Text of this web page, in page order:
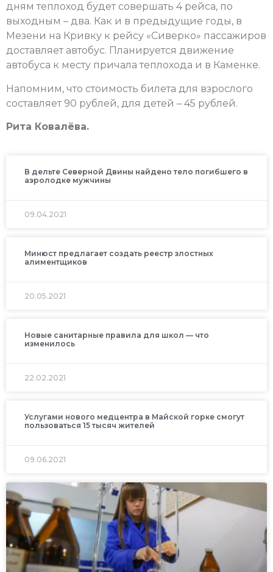
дням теплоход будет совершать 4 рейса, по
выходным – два. Как и в предыдущие годы, в
Мезени на Кривку к рейсу «Сиверко» пассажиров
доставляет автобус. Планируется движение
автобуса к месту причала теплохода и в Каменке.
Напомним, что стоимость билета для взрослого
составляет 90 рублей, для детей – 45 рублей.
Рита Ковалёва.
В дельте Северной Двины найдено тело погибшего в
аэролодке мужчины
09.04.2021
Минюст предлагает создать реестр злостных
алиментщиков
20.05.2021
Новые санитарные правила для школ — что
изменилось
22.02.2021
Услугами нового медцентра в Майской горке смогут
пользоваться 15 тысяч жителей
09.06.2021